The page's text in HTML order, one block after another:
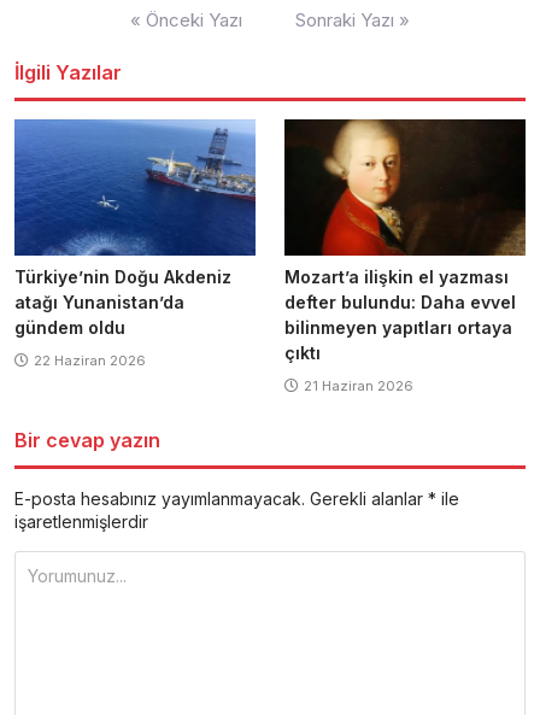
« Önceki Yazı Sonraki Yazı »
İlgili Yazılar
Türkiye’nin Doğu Akdeniz
atağı Yunanistan’da
gündem oldu
22 Haziran 2026
Mozart’a ilişkin el yazması
defter bulundu: Daha evvel
bilinmeyen yapıtları ortaya
çıktı
21 Haziran 2026
Bir cevap yazın
E-posta hesabınız yayımlanmayacak. Gerekli alanlar * ile
işaretlenmişlerdir